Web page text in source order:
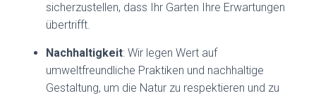
sicherzustellen, dass Ihr Garten Ihre Erwartungen
übertrifft.
Nachhaltigkeit: Wir legen Wert auf
umweltfreundliche Praktiken und nachhaltige
Gestaltung, um die Natur zu respektieren und zu